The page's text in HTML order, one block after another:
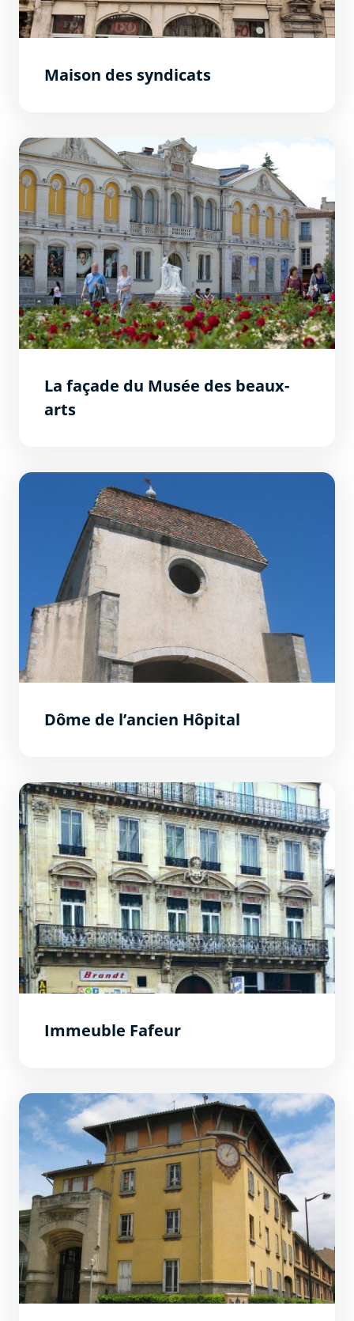
Maison des syndicats
La façade du Musée des beaux-arts
La façade du Musée des beaux-
arts
Dôme de l’ancien Hôpital
Dôme de l’ancien Hôpital
Immeuble Fafeur
Immeuble Fafeur
Ecole Jean-Jaurès